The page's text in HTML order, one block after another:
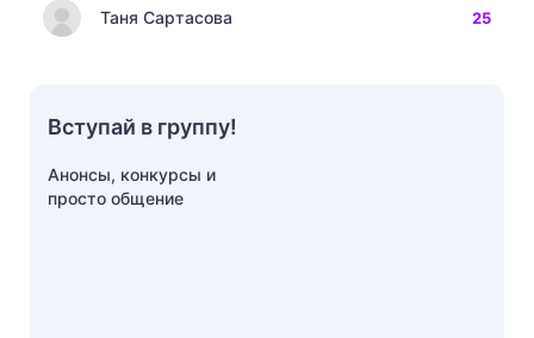
Таня Сартасова 25
Вступай в группу!
Анонсы, конкурсы и
просто общение